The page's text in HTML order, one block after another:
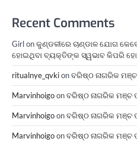
Recent Comments
Girlonକୁଣ୍ଡଳୀରେ ଚାଣ୍ଡାଳ ଯୋଗ
ହୋଇଥିବା ବ୍ୟକ୍ତିଙ୍କ ସ୍ୱଭାବ କିପରି
ritualnye_qvkionବରିଷ୍ଠ ନାଗରିକ
Marvinhoigoonବରିଷ୍ଠ ନାଗରିକ ମଞ୍ଚ
Marvinhoigoonବରିଷ୍ଠ ନାଗରିକ ମଞ୍ଚ
Marvinhoigoonବରିଷ୍ଠ ନାଗରିକ ମଞ୍ଚ